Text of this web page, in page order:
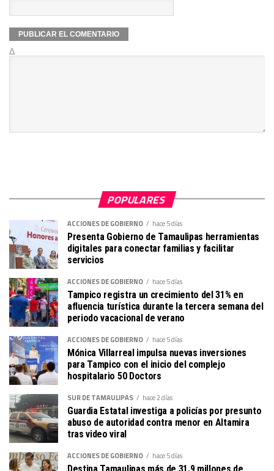
Δ
POPULARES
ACCIONES DE GOBIERNO hace 5 días
Presenta Gobierno de Tamaulipas herramientas
digitales para conectar familias y facilitar
servicios
ACCIONES DE GOBIERNO hace 5 días
Tampico registra un crecimiento del 31% en
afluencia turística durante la tercera semana del
periodo vacacional de verano
ACCIONES DE GOBIERNO hace 5 días
Mónica Villarreal impulsa nuevas inversiones
para Tampico con el inicio del complejo
hospitalario 50 Doctors
SUR DE TAMAULIPAS hace 2 días
Guardia Estatal investiga a policías por presunto
abuso de autoridad contra menor en Altamira
tras video viral
ACCIONES DE GOBIERNO hace 5 días
Destina Tamaulipas más de 31.9 millones de